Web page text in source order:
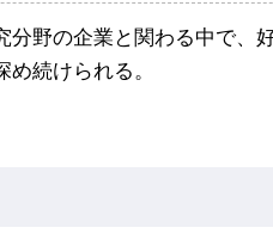
分野の企業と関わる中で、
め続けられる。